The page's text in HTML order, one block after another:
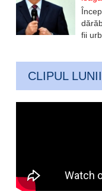
fii
CLIPUL LUNII